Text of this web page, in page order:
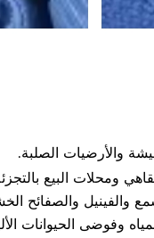
والأرضيات الصلبة.
ومحلات البيع
والفينيل والصفائح
وفوضى الحيوانات